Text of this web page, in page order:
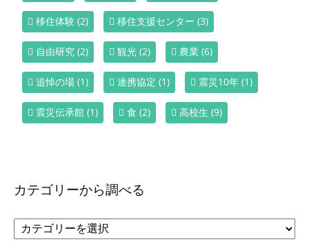
移住体験 (2) 移住支援センター (3)
自由研究 (2) 観光 (2) 農業 (6)
追悼の場 (1) 連携協定 (1) 震災10年 (1)
震災伝承館 (1) 食 (2) 高校生 (9)
カテゴリーから調べる
カ
テ